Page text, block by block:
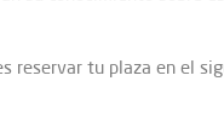
reservar tu plaza en el